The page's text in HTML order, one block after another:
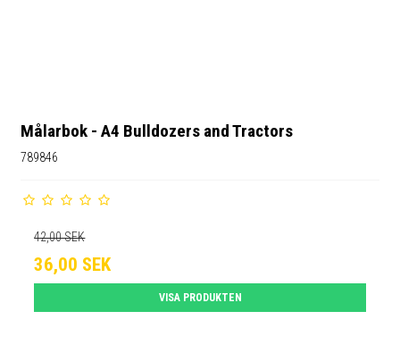
Målarbok - A4 Bulldozers and Tractors
789846
42,00 SEK
36,00 SEK
VISA PRODUKTEN